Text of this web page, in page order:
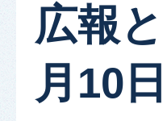
広報
月10